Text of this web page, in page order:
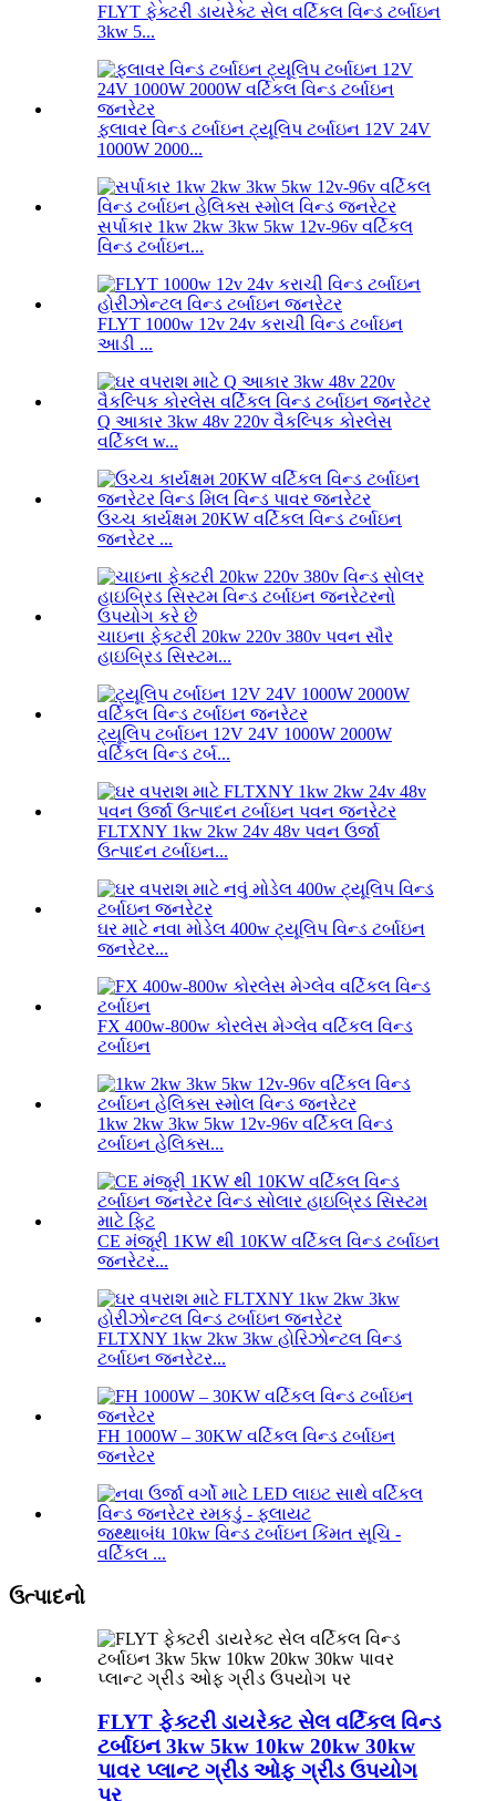
FLYT ફેક્ટરી ડાયરેક્ટ સેલ વર્ટિકલ વિન્ડ ટર્બાઇન
3kw 5...
ફ્લાવર વિન્ડ ટર્બાઇન ટ્યૂલિપ ટર્બાઇન 12V 24V
1000W 2000...
સર્પાકાર 1kw 2kw 3kw 5kw 12v-96v વર્ટિકલ
વિન્ડ ટર્બાઇન...
FLYT 1000w 12v 24v કરાચી વિન્ડ ટર્બાઇન
આડી ...
Q આકાર 3kw 48v 220v વૈકલ્પિક કોરલેસ
વર્ટિકલ w...
ઉચ્ચ કાર્યક્ષમ 20KW વર્ટિકલ વિન્ડ ટર્બાઇન
જનરેટર ...
ચાઇના ફેક્ટરી 20kw 220v 380v પવન સૌર
હાઇબ્રિડ સિસ્ટમ...
ટ્યૂલિપ ટર્બાઇન 12V 24V 1000W 2000W
વર્ટિકલ વિન્ડ ટર્બ...
FLTXNY 1kw 2kw 24v 48v પવન ઉર્જા
ઉત્પાદન ટર્બાઇન...
ઘર માટે નવા મોડેલ 400w ટ્યૂલિપ વિન્ડ ટર્બાઇન
જનરેટર...
FX 400w-800w કોરલેસ મેગ્લેવ વર્ટિકલ વિન્ડ
ટર્બાઇન
1kw 2kw 3kw 5kw 12v-96v વર્ટિકલ વિન્ડ
ટર્બાઇન હેલિક્સ...
CE મંજૂરી 1KW થી 10KW વર્ટિકલ વિન્ડ ટર્બાઇન
જનરેટર...
FLTXNY 1kw 2kw 3kw હોરિઝોન્ટલ વિન્ડ
ટર્બાઇન જનરેટર...
FH 1000W – 30KW વર્ટિકલ વિન્ડ ટર્બાઇન
જનરેટર
જથ્થાબંધ 10kw વિન્ડ ટર્બાઇન કિંમત સૂચિ -
વર્ટિકલ ...
ઉત્પાદનો
FLYT ફેક્ટરી ડાયરેક્ટ સેલ વર્ટિકલ વિન્ડ
ટર્બાઇન 3kw 5kw 10kw 20kw 30kw
પાવર પ્લાન્ટ ગ્રીડ ઓફ ગ્રીડ ઉપયોગ
પર